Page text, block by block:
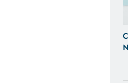
Possiamo Indicizzare e
Ricerca, in Prima Pagina di